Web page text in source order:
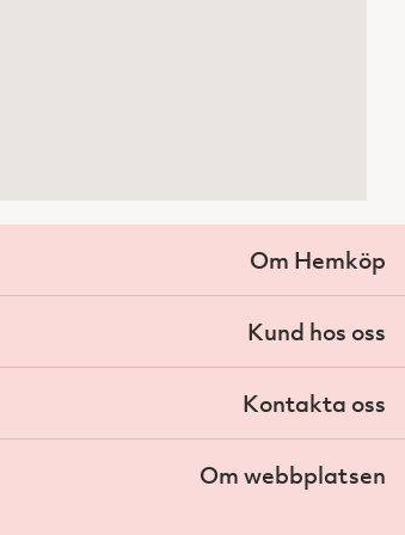
Om Hemköp
Kund hos oss
Kontakta oss
Om webbplatsen